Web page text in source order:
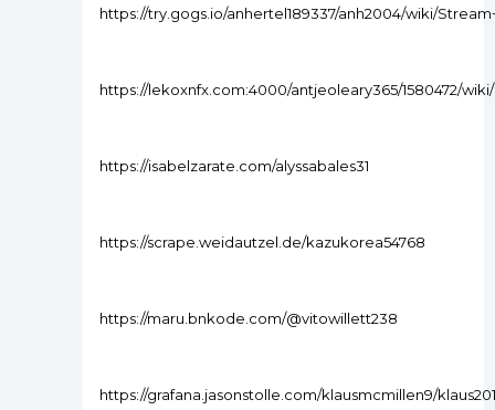
https://try.gogs.io/anhertel189337/anh2004/wiki/
https://lekoxnfx.com:4000/antjeoleary365/1580472/
https://isabelzarate.com/alyssabales31
https://scrape.weidautzel.de/kazukorea54768
https://maru.bnkode.com/@vitowillett238
https://grafana.jasonstolle.com/klausmcmillen9/